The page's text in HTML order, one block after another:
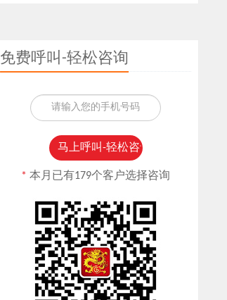
免费呼叫-轻松咨询
*本月已有179个客户选择咨询